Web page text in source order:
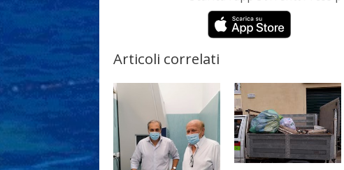
Articoli correlati